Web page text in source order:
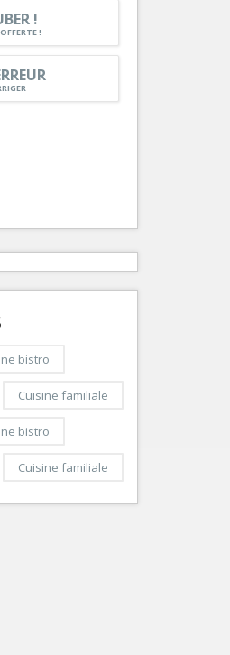
Nice Aéroport
!
!
bistro
Cuisine familiale
bistro
Cuisine familiale